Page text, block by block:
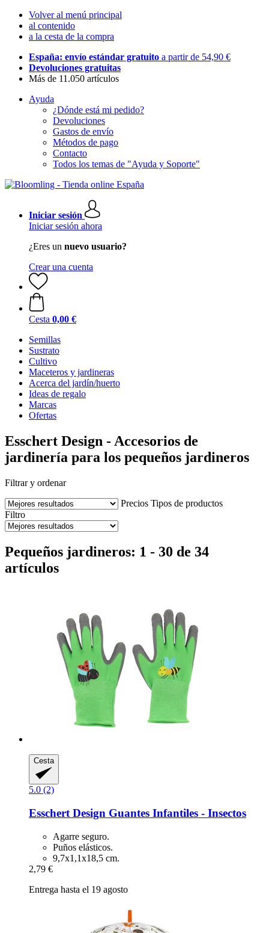
Volver al menú principal
al contenido
a la cesta de la compra
España: envío estándar gratuito a partir de 54,90 €
Devoluciones gratuitas
Más de 11.050 artículos
Ayuda
¿Dónde está mi pedido?
Devoluciones
Gastos de envío
Métodos de pago
Contacto
Todos los temas de "Ayuda y Soporte"
Iniciar sesión
Iniciar sesión ahora
¿Eres un nuevo usuario?
Crear una cuenta
Cesta 0,00 €
Semillas
Sustrato
Cultivo
Maceteros y jardineras
Acerca del jardín/huerto
Ideas de regalo
Marcas
Ofertas
Esschert Design - Accesorios de
jardinería para los pequeños jardineros
Filtrar y ordenar
Precios Tipos de productos
Filtro
Pequeños jardineros: 1 - 30 de 34
artículos
Cesta
5.0 (2)
Esschert Design Guantes Infantiles -​ Insectos
Agarre seguro.
Puños elásticos.
9,7x1,1x18,5 cm.
2,79 €
Entrega hasta el 19 agosto